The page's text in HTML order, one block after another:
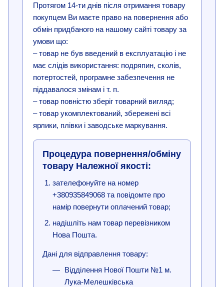
Протягом 14-ти днів після отримання товару
покупцем Ви маєте право на повернення або
обмін придбаного на нашому сайті товару за
умови що:
– товар не був введений в експлуатацію і не
має слідів використання: подряпин, сколів,
потертостей, програмне забезпечення не
піддавалося змінам і т. п.
– товар повністю зберіг товарний вигляд;
– товар укомплектований, збережені всі
ярлики, плівки і заводське маркування.
Процедура повернення/обміну
товару Належної якості:
зателефонуйте на номер
+380935849068 та повідомте про
намір повернути оплачений товар;
надішліть нам товар перевізником
Нова Пошта.
Дані для відправлення товару:
Відділення Нової Пошти №1 м.
Лука-Мелешківська